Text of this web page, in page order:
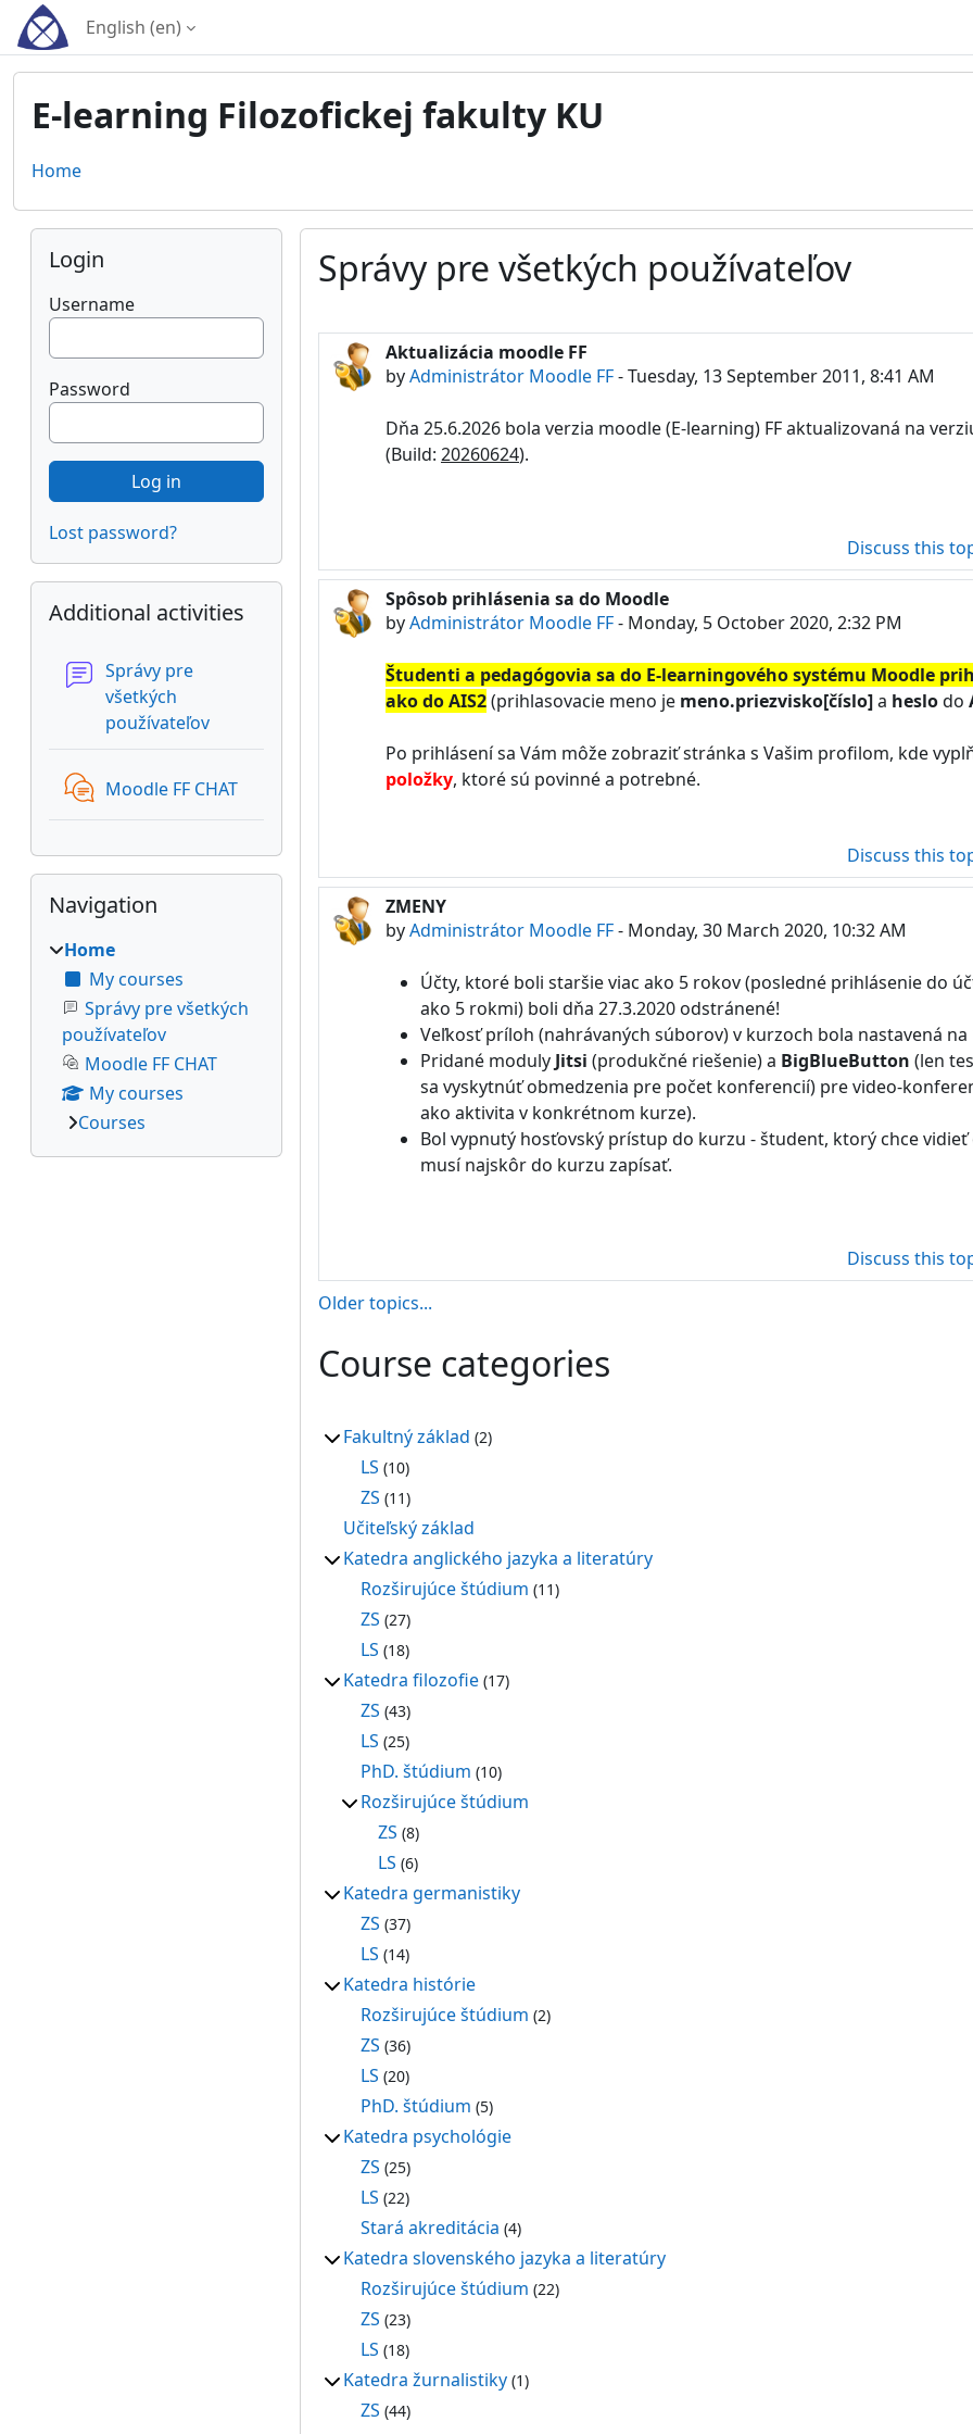
Skip to main content
English ‎(en)‎
E-learning Filozofickej fakulty KU
Home
Správy pre všetkých používateľov
Aktualizácia moodle FF
byAdministrátor Moodle FF-Tuesday, 13 September 2011, 8:41 AM
Dňa 25.6.2026 bola verzia moodle (E-learning) FF aktualizovaná na
(Build: 20260624).
Discuss this
Spôsob prihlásenia sa do Moodle
byAdministrátor Moodle FF- Monday, 5 October 2020, 2:32 PM
Študenti a pedagógovia sa do E-learningového systému Moodle
ako do AIS2(prihlasovacie meno je meno.priezvisko[číslo]a heslodo
Po prihlásení sa Vám môže zobraziť stránka s Vašim profilom, kde
položky, ktoré sú povinné a potrebné.
Discuss this
ZMENY
byAdministrátor Moodle FF- Monday, 30 March 2020, 10:32 AM
Účty, ktoré boli staršie viac ako 5 rokov (posledné prihlásenie do
ako 5 rokmi) boli dňa 27.3.2020 odstránené!
Veľkosť príloh (nahrávaných súborov) v kurzoch bola nastavená na
Pridané moduly Jitsi (produkčné riešenie)a BigBlueButton (len
sa vyskytnúť obmedzenia pre počet konferencií) pre video-
ako aktivita v konkrétnom kurze).
Bol vypnutý hosťovský prístup do kurzu - študent, ktorý chce vidieť
musí najskôr do kurzu zapísať.
Discuss this
Older topics...
Course categories
Fakultný základ (2)
LS (10)
ZS (11)
Učiteľský základ
Katedra anglického jazyka a literatúry
Rozširujúce štúdium (11)
ZS (27)
LS (18)
Katedra filozofie (17)
ZS (43)
LS (25)
PhD. štúdium (10)
Rozširujúce štúdium
ZS (8)
LS (6)
Katedra germanistiky
ZS (37)
LS (14)
Katedra histórie
Rozširujúce štúdium (2)
ZS (36)
LS (20)
PhD. štúdium (5)
Katedra psychológie
ZS (25)
LS (22)
Stará akreditácia (4)
Katedra slovenského jazyka a literatúry
Rozširujúce štúdium (22)
ZS (23)
LS (18)
Katedra žurnalistiky (1)
ZS (44)
Blocks
Skip Login
Login
Username
Password
Lost password?
Skip Additional activities
Additional activities
Správy pre
všetkých
používateľov
Moodle FF CHAT
Skip Navigation
Navigation
Home
My courses
Správy pre všetkých
používateľov
Moodle FF CHAT
My courses
Courses